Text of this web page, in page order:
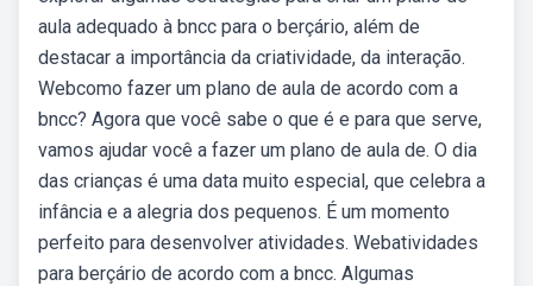
aula adequado à bncc para o berçário, além de
destacar a importância da criatividade, da interação.
Webcomo fazer um plano de aula de acordo com a
bncc? Agora que você sabe o que é e para que serve,
vamos ajudar você a fazer um plano de aula de. O dia
das crianças é uma data muito especial, que celebra a
infância e a alegria dos pequenos. É um momento
perfeito para desenvolver atividades. Webatividades
para berçário de acordo com a bncc. Algumas